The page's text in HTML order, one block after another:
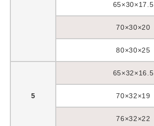
65×30×17.5
70×30×20
80×30×25
5
65×32×16.5
70×32×19
76×32×22